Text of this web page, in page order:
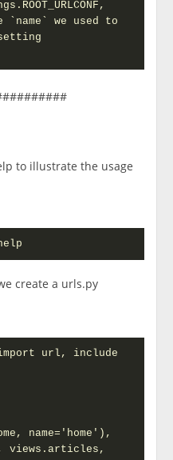
`name` we used to
setting
to illustrate the usage
create a urls.py
url, include